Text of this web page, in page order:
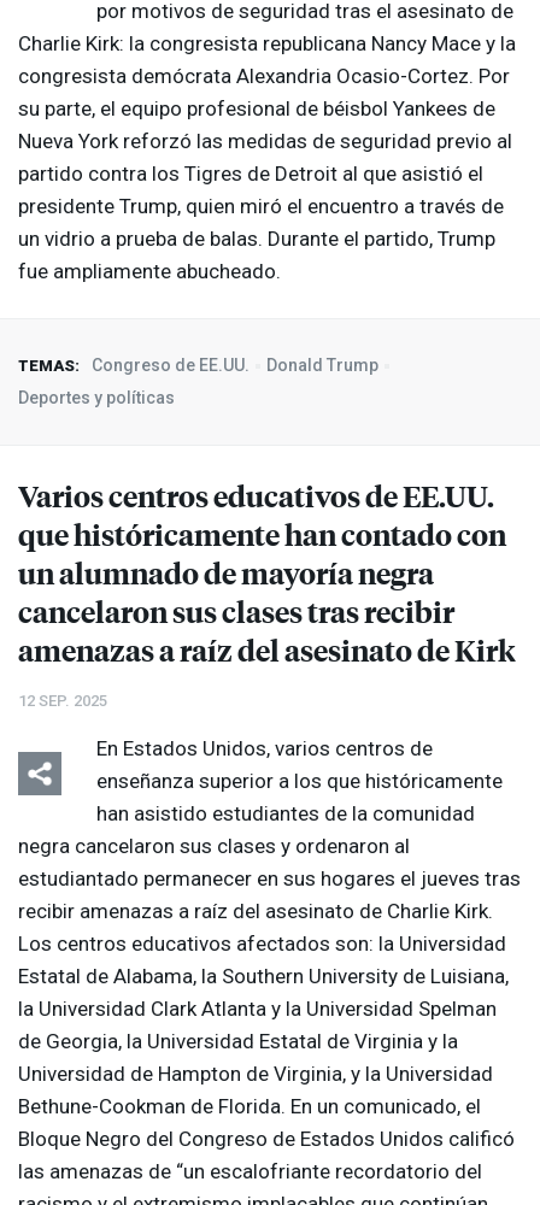
por motivos de seguridad tras el asesinato de
Charlie Kirk: la congresista republicana Nancy Mace y la
congresista demócrata Alexandria Ocasio-Cortez. Por
su parte, el equipo profesional de béisbol Yankees de
Nueva York reforzó las medidas de seguridad previo al
partido contra los Tigres de Detroit al que asistió el
presidente Trump, quien miró el encuentro a través de
un vidrio a prueba de balas. Durante el partido, Trump
fue ampliamente abucheado.
TEMAS: Congreso de EE.UU.
Donald Trump
Deportes y políticas
Varios centros educativos de EE.UU.
que históricamente han contado con
un alumnado de mayoría negra
cancelaron sus clases tras recibir
amenazas a raíz del asesinato de Kirk
12 SEP. 2025
En Estados Unidos, varios centros de
enseñanza superior a los que históricamente
han asistido estudiantes de la comunidad
negra cancelaron sus clases y ordenaron al
estudiantado permanecer en sus hogares el jueves tras
recibir amenazas a raíz del asesinato de Charlie Kirk.
Los centros educativos afectados son: la Universidad
Estatal de Alabama, la Southern University de Luisiana,
la Universidad Clark Atlanta y la Universidad Spelman
de Georgia, la Universidad Estatal de Virginia y la
Universidad de Hampton de Virginia, y la Universidad
Bethune-Cookman de Florida. En un comunicado, el
Bloque Negro del Congreso de Estados Unidos calificó
las amenazas de “un escalofriante recordatorio del